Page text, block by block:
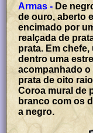
Armas - De
de ouro, aberto
encimado por
realçada de
prata. Em
dentro uma
acompanhado
prata de oito
Coroa mural de
branco com os
a negro.